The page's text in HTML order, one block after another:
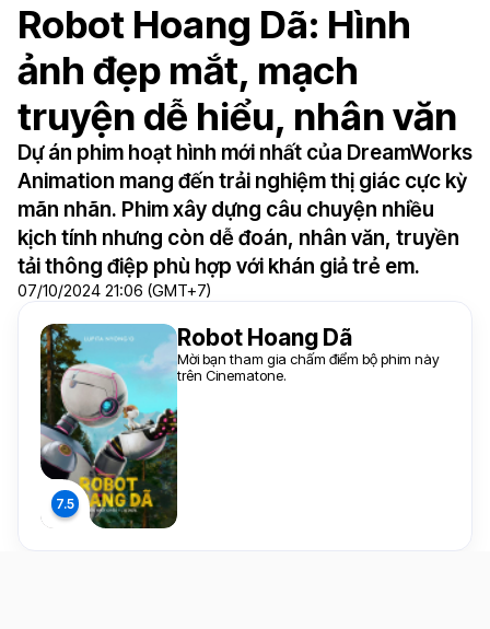
Robot Hoang Dã: Hình
ảnh đẹp mắt, mạch
truyện dễ hiểu, nhân văn
Dự án phim hoạt hình mới nhất của DreamWorks
Animation mang đến trải nghiệm thị giác cực kỳ
mãn nhãn. Phim xây dựng câu chuyện nhiều
kịch tính nhưng còn dễ đoán, nhân văn, truyền
tải thông điệp phù hợp với khán giả trẻ em.
07/10/2024 21:06 (GMT+7)
Robot Hoang Dã
Mời bạn tham gia chấm điểm bộ phim này
trên Cinematone.